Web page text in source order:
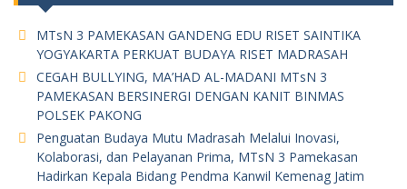
MTsN 3 PAMEKASAN GANDENG EDU RISET SAINTIKA
YOGYAKARTA PERKUAT BUDAYA RISET MADRASAH
CEGAH BULLYING, MA’HAD AL-MADANI MTsN 3
PAMEKASAN BERSINERGI DENGAN KANIT BINMAS
POLSEK PAKONG
Penguatan Budaya Mutu Madrasah Melalui Inovasi,
Kolaborasi, dan Pelayanan Prima, MTsN 3 Pamekasan
Hadirkan Kepala Bidang Pendma Kanwil Kemenag Jatim